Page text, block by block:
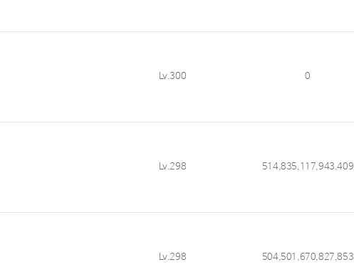
Lv.300 0
Lv.298 514,835,117,943,409
Lv.298 504,501,670,827,853